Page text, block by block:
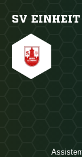
SV EINHEIT